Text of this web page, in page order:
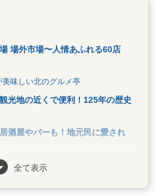
場外市場〜人情あふれる60店
味しい北のグルメ亭
光地の近くで便利！125年の歴史
酒屋やバーも！地元民に愛され
ウマがウリ！三角屋根の市場〜
全て表示